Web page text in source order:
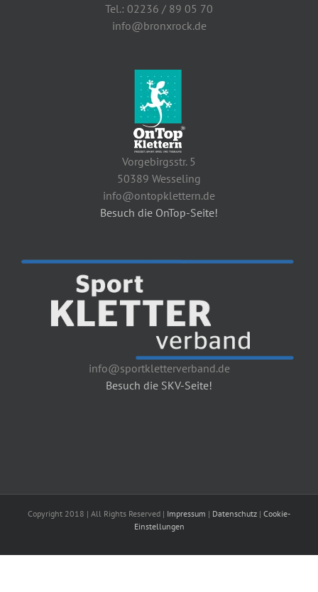
Tel.: 02236 / 89 05 70
info@bronxrock.de
Vorgebirgsstr. 5
50389 Wesseling
info@ontopklettern.de
Besuch die OnTop-Seite!
info@sportkletterverband.de
Besuch die SKV-Seite!
Copyright 2018 | All Rights Reserved | Impressum | Datenschutz | Cookie-
Einstellungen